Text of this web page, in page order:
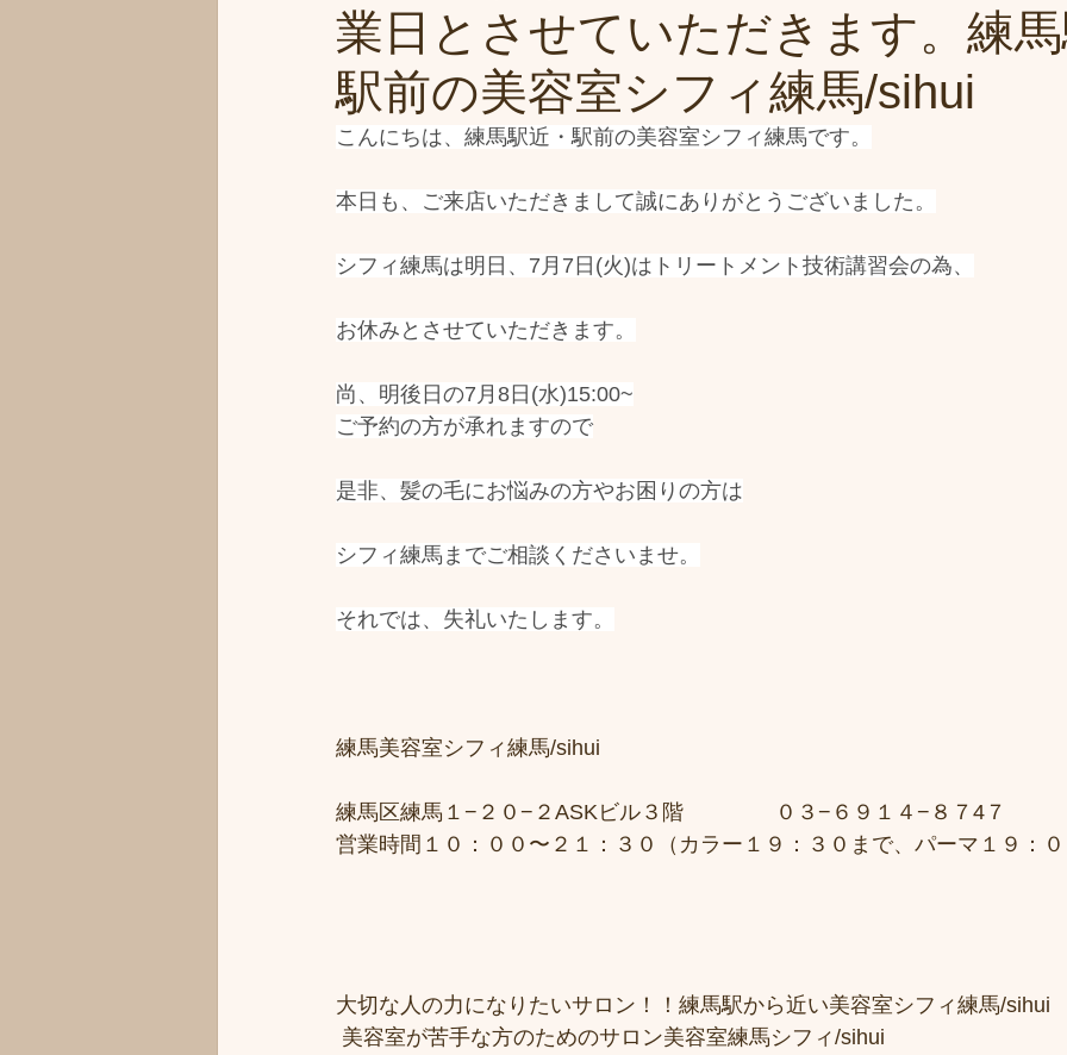
業日とさせていただきます。練
駅前の美容室シフィ練馬/sihui
こんにちは、練馬駅近・駅前の美容室シフィ練馬です。
本日も、ご来店いただきまして誠にありがとうございました。
シフィ練馬は明日、7月7日(火)はトリートメント技術講習会の為、
お休みとさせていただきます。
尚、明後日の7月8日(水)15:00~
ご予約の方が承れますので
是非、髪の毛にお悩みの方やお困りの方は
シフィ練馬までご相談くださいませ。
それでは、失礼いたします。
練馬美容室シフィ練馬/sihui
練馬区練馬１−２０−２ASKビル３階 　　　　０３−６９１４−８７4７
営業時間１０：００〜２１：３０（カラー１９：３０まで、パーマ１９：
大切な人の力になりたいサロン！！練馬駅から近い美容室シフィ練馬/sihui
美容室が苦手な方のためのサロン美容室練馬シフィ/sihui